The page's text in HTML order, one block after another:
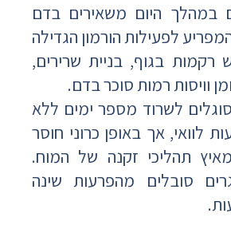
במהלך היום משאירים בדם
לפעילות הורמון הגדילה
רקמות בגוף, בניית שרירים,
וויסות רמות סוכר בדם.
לשרוד מספר ימים ללא
לוואי, אך באופן כרוני חוסר
תהליכי זקנה של המוח.
סובלים מהפרעות שינה